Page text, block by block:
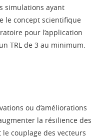
simulations ayant
le concept scientifique
pour l’application
TRL de 3 au minimum.
ou d’améliorations
la résilience des
couplage des vecteurs